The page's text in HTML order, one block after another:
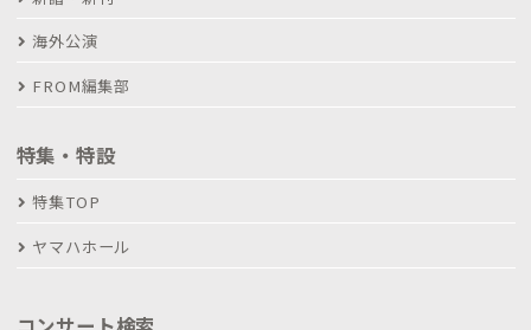
海外公演
FROM編集部
特集・特設
特集TOP
ヤマハホール